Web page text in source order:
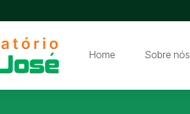
Home Sobre nós